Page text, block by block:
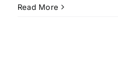
Read More